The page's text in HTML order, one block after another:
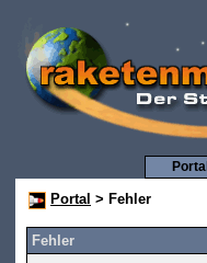
Portal
Portal > Fehler
Fehler